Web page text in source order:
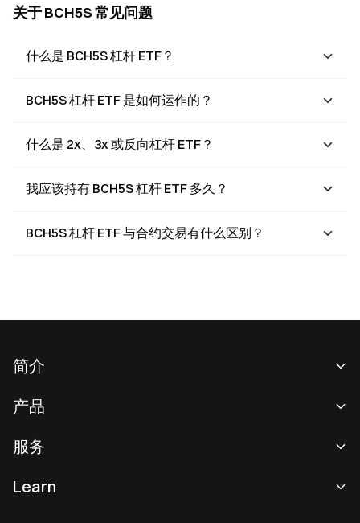
关于 BCH5S 常见问题
什么是 BCH5S 杠杆 ETF？
BCH5S 杠杆 ETF 是如何运作的？
什么是 2x、3x 或反向杠杆 ETF？
我应该持有 BCH5S 杠杆 ETF 多久？
BCH5S 杠杆 ETF 与合约交易有什么区别？
简介
新闻中心
产品
现货交易
服务
Learn